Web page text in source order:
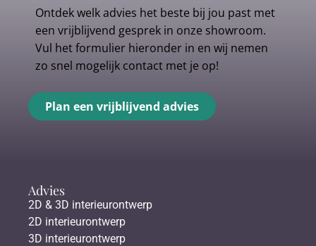
Ontdek welk advies het beste bij jou past met
een vrijblijvend gesprek in onze showroom.
Vul het formulier hieronder in en wij nemen
zo snel mogelijk contact met je op!
Plan een vrijblijvend advies
Advies
2D & 3D interieurontwerp
2D interieurontwerp
3D interieurontwerp